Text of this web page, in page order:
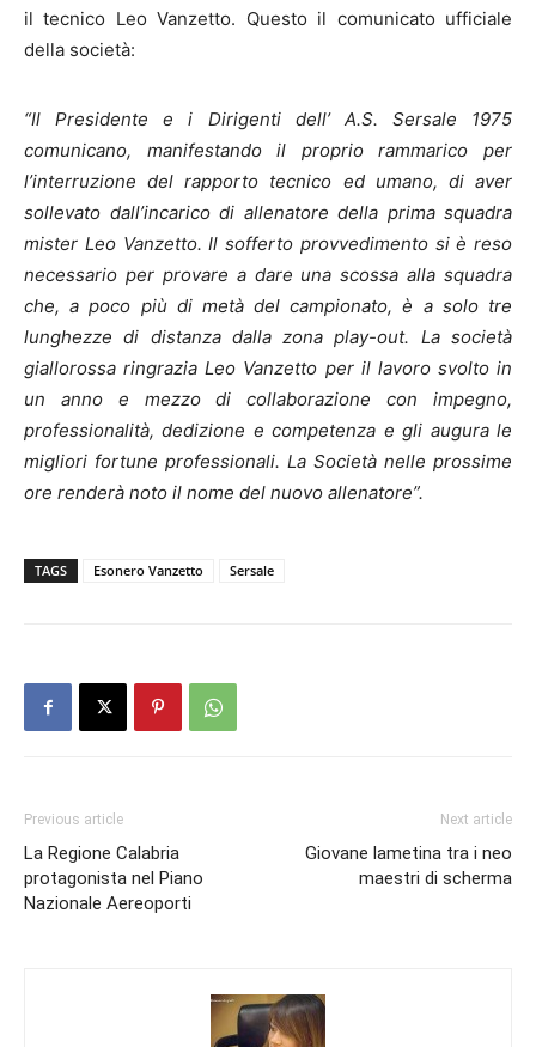
il tecnico Leo Vanzetto. Questo il comunicato ufficiale
della società:
“Il Presidente e i Dirigenti dell’ A.S. Sersale 1975
comunicano, manifestando il proprio rammarico per
l’interruzione del rapporto tecnico ed umano, di aver
sollevato dall’incarico di allenatore della prima squadra
mister Leo Vanzetto. Il sofferto provvedimento si è reso
necessario per provare a dare una scossa alla squadra
che, a poco più di metà del campionato, è a solo tre
lunghezze di distanza dalla zona play-out. La società
giallorossa ringrazia Leo Vanzetto per il lavoro svolto in
un anno e mezzo di collaborazione con impegno,
professionalità, dedizione e competenza e gli augura le
migliori fortune professionali. La Società nelle prossime
ore renderà noto il nome del nuovo allenatore”.
TAGS Esonero Vanzetto Sersale
Previous article
La Regione Calabria
protagonista nel Piano
Nazionale Aereoporti
Next article
Giovane lametina tra i neo
maestri di scherma